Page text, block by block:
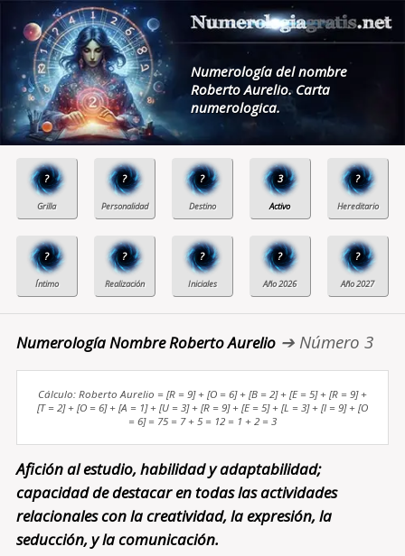
Numerología del nombre
Roberto Aurelio. Carta
numerologica.
? ? ? 3 ?
? ? ? ? ?
Numerología Nombre Roberto Aurelio➔ Número 3
Cálculo: Roberto Aurelio = [R = 9] + [O = 6] + [B = 2] + [E = 5] + [R = 9] +
[T = 2] + [O = 6] + [A = 1] + [U = 3] + [R = 9] + [E = 5] + [L = 3] + [I = 9] + [O
= 6] = 75 = 7 + 5 = 12 = 1 + 2 = 3
Afición al estudio, habilidad y adaptabilidad;
capacidad de destacar en todas las actividades
relacionales con la creatividad, la expresión, la
seducción, y la comunicación.